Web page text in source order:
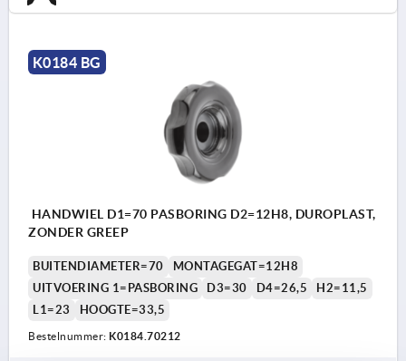
K0184 BG
HANDWIEL D1=70 PASBORING D2=12H8, DUROPLAST,
ZONDER GREEP
BUITENDIAMETER=70
MONTAGEGAT=12H8
UITVOERING 1=PASBORING
D3=30 D4=26,5
H2=11,5
L1=23
HOOGTE=33,5
Bestelnummer: K0184.70212